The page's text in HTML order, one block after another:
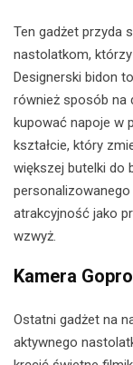
Ten gadżet przyda
nastolatkom,
Designerski bidon
również sposób na
kupować napoje w
kształcie, który
większej butelki do
atrakcyjność jako
wzwyż.
Kamera Gopro
Ostatni gadżet na
aktywnego